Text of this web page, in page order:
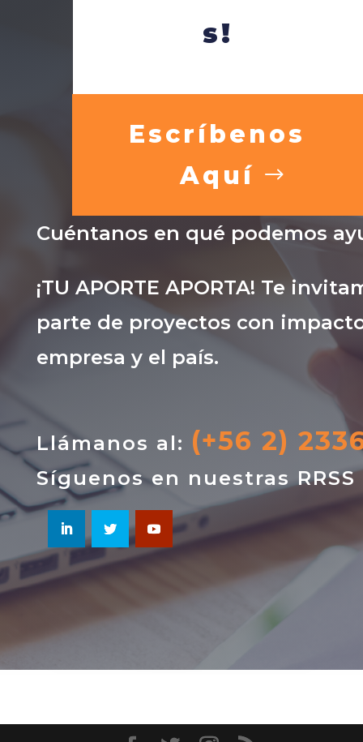
s!
Escríbenos
Aquí
Cuéntanos en qué podemos
¡TU APORTE APORTA! Te
parte de proyectos con
empresa y el país.
Llámanos al: (+56 2)
Síguenos en nuestras RRSS